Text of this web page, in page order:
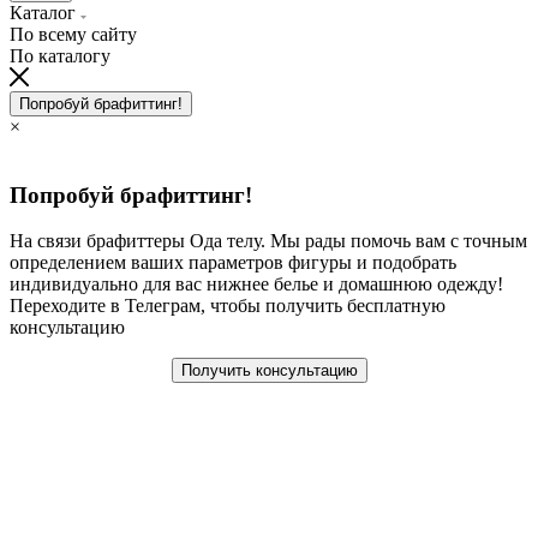
Каталог
По всему сайту
По каталогу
Попробуй брафиттинг!
×
Попробуй брафиттинг!
На связи брафиттеры Ода телу. Мы рады помочь вам с точным
определением ваших параметров фигуры и подобрать
индивидуально для вас нижнее белье и домашнюю одежду!
Переходите в Телеграм, чтобы получить бесплатную
консультацию
Получить консультацию